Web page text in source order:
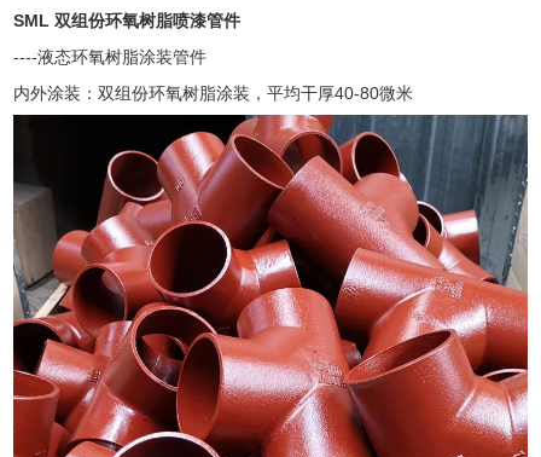
SML 双组份环氧树脂喷漆管件
----液态环氧树脂涂装管件
内外涂装：双组份环氧树脂涂装，平均干厚40-80微米